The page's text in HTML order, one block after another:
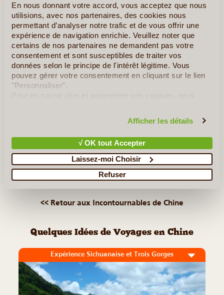
En nous donnant votre accord, vous acceptez que nous
utilisions, avec nos partenaires, des cookies nous
permettant d’analyser notre trafic et de vous offrir une
expérience de navigation enrichie. Veuillez noter que
certains de nos partenaires ne demandent pas votre
consentement et sont susceptibles de traiter vos
données selon le principe de l'intérêt légitime. Vous
pouvez gérer votre consentement en cliquant sur le lien
"Personnaliser".
Pour en savoir plus et paramétrer vos cookies, nous
Afficher les détails
√ OK tout Accepter
Laissez-moi Choisir
Refuser
La ville de Guangzhou, que vous connaissez peut-être mieux
sous le nom de Canton, est une ville qui a mauvaise
réputation. Située dans le Sud de la Chine, dans l'ombre de
La Cité Interdite
La Forêt de Pierre de Shilin
<< Retour aux Incontournables de Chine
Quelques Idées de Voyages en Chine
Expérience Sichuanaise et Trois Gorges